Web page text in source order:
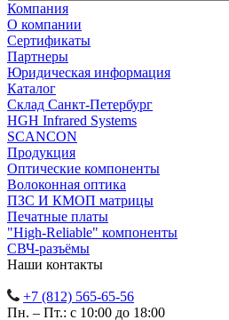
Компания
О компании
Сертификаты
Партнеры
Юридическая информация
Каталог
Cклад Санкт-Петербург
HGH Infrared Systems
SCANCON
Продукция
Оптические компоненты
Волоконная оптика
ПЗС И КМОП матрицы
Печатные платы
"High-Reliable" компоненты
СВЧ-разъёмы
Наши контакты
+7 (812) 565-65-56
Пн. – Пт.: с 10:00 до 18:00